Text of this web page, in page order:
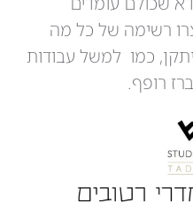
רשימה של כל מה
כמו למשל עבודות
רופף.